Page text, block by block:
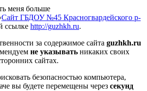
меня больше
Сайт ГБДОУ №45 Красногвардейского р-
ссылке http://guzhkh.ru.
за содержимое сайта guzhkh.ru
не указывать никаких своих
сайтах.
безопасностью компьютера,
вы будете перемещены через секунд